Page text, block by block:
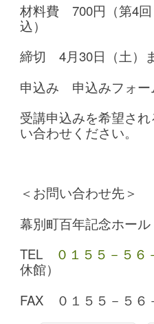
材料費 700円（第4回
込）
締切 4月30日（土
申込み 申込みフォー
受講申込みを希望さ
い合わせください。
＜お問い合わせ先＞
幕別町百年記念ホール
TEL
０１５５－５６
休館）
FAX ０１５５－５６